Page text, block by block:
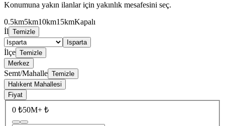
Konumuna yakın ilanlar için yakınlık mesafesini seç.
0.5km5km10km15kmKapalı
İl Temizle
Isparta
İlçe Temizle
Merkez
Semt/Mahalle Temizle
Halıkent Mahallesi
Fiyat
0 ₺50M+ ₺